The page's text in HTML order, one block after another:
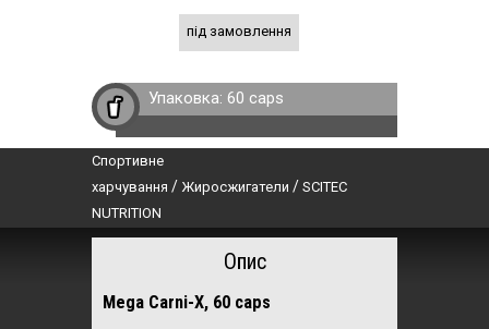
під замовлення
Упаковка: 60 caps
Спортивне
харчування / Жиросжигатели / SCITEC
NUTRITION
Опис
Mega Carni-X, 60 caps